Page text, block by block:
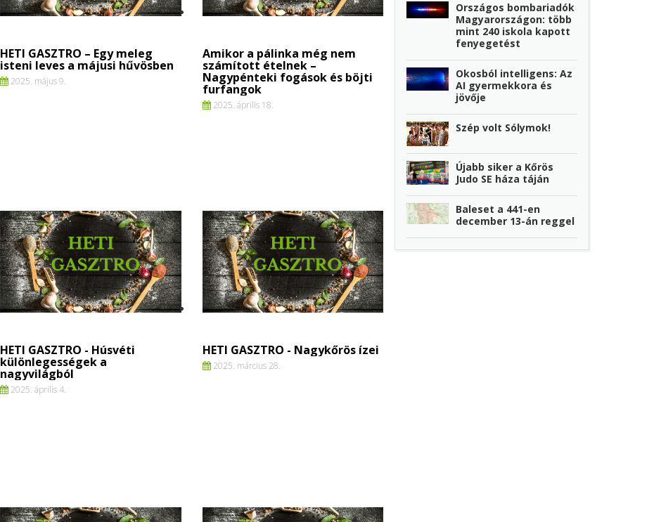
HETI GASZTRO – Egy meleg
isteni leves a májusi hűvösben
2025. május 9.
Amikor a pálinka még nem
számított ételnek –
Nagypénteki fogások és böjti
furfangok
2025. április 18.
HETI GASZTRO - Húsvéti
különlegességek a
nagyvilágból
2025. április 4.
HETI GASZTRO - Nagykőrös ízei
2025. március 28.
Országos bombariadók
Magyarországon: több
mint 240 iskola kapott
fenyegetést
Okosból intelligens: Az
AI gyermekkora és
jövője
Szép volt Sólymok!
Újabb siker a Kőrös
Judo SE háza táján
Baleset a 441-en
december 13-án reggel